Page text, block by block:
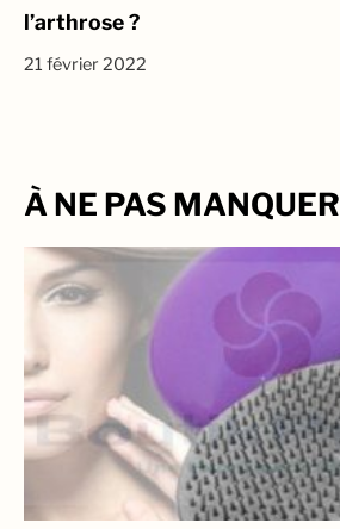
l’arthrose ?
21 février 2022
À NE PAS MANQUER